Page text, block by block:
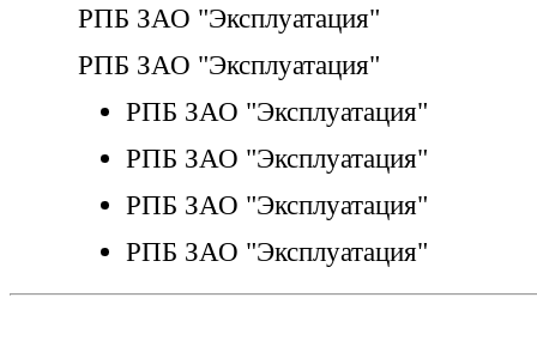
РПБ ЗАО "Эксплуатация"
РПБ ЗАО "Эксплуатация"
РПБ ЗАО "Эксплуатация"
РПБ ЗАО "Эксплуатация"
РПБ ЗАО "Эксплуатация"
РПБ ЗАО "Эксплуатация"